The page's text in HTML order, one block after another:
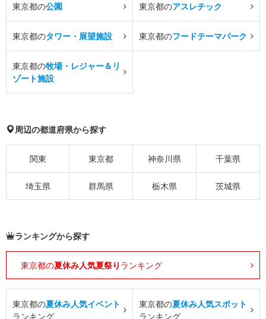
東京都の公園 東京都のアスレチック
東京都のタワー・展望施設 東京都のフードテーマパーク
東京都の牧場・レジャー＆リ
ゾート施設
周辺の都道府県から探す
関東 東京都 神奈川県 千葉県
埼玉県 群馬県 栃木県 茨城県
ランキングから探す
東京都の夏休み人気夏祭り ランキング
東京都の夏休み人気イベント
ランキング
東京都の夏休み人気スポット
ランキング